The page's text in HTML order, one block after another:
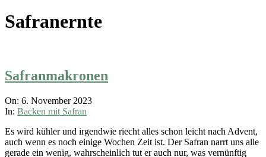
Safranernte
Safranmakronen
2023-
11-
On: 6. November 2023
In: Backen mit Safran
Es wird kühler und irgendwie riecht alles schon leicht nach Advent,
auch wenn es noch einige Wochen Zeit ist. Der Safran narrt uns alle
gerade ein wenig, wahrscheinlich tut er auch nur, was vernünftig